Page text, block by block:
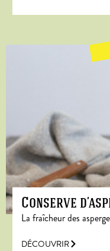
Conserve
La fraîcheur des
DÉCOUVRIR